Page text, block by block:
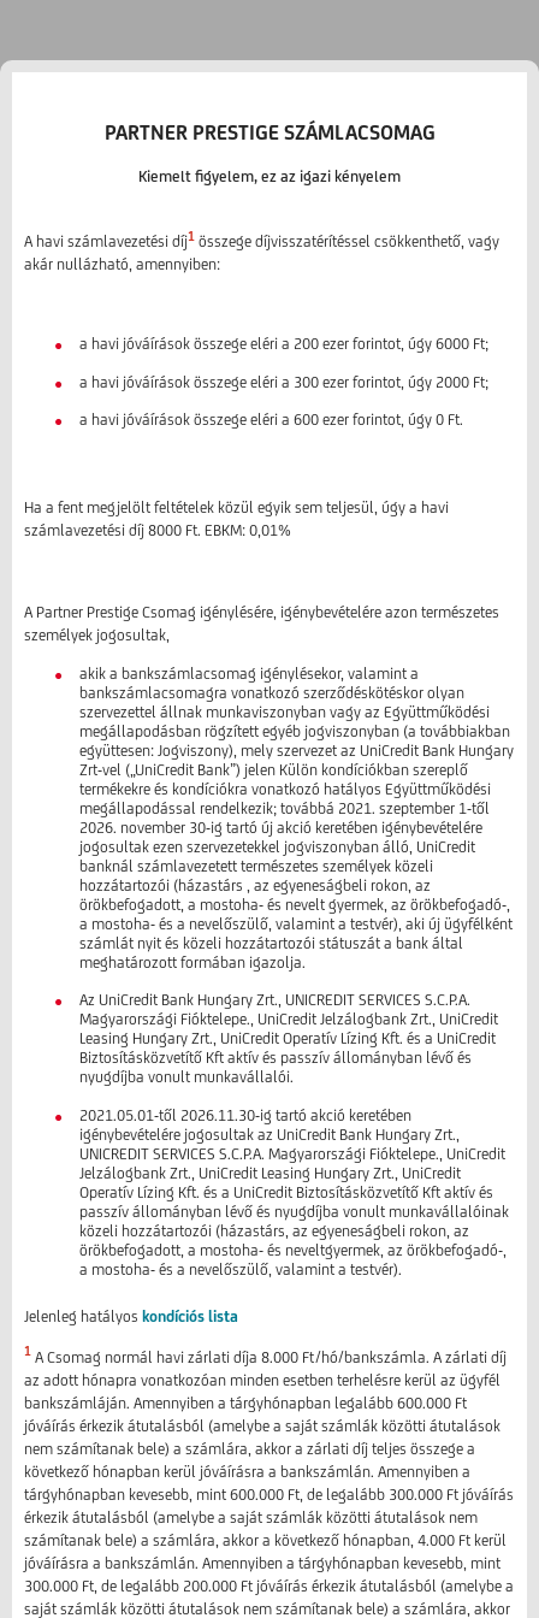
PARTNER PRESTIGE SZÁMLACSOMAG
Kiemelt figyelem, ez az igazi kényelem
A havi számlavezetési díj1 összege díjvisszatérítéssel csökkenthető, vagy
akár nullázható, amennyiben:
a havi jóváírások összege eléri a 200 ezer forintot, úgy 6000 Ft;
a havi jóváírások összege eléri a 300 ezer forintot, úgy 2000 Ft;
a havi jóváírások összege eléri a 600 ezer forintot, úgy 0 Ft.
Ha a fent megjelölt feltételek közül egyik sem teljesül, úgy a havi
számlavezetési díj 8000 Ft. EBKM: 0,01%
A Partner Prestige Csomag igénylésére, igénybevételére azon természetes
személyek jogosultak,
akik a bankszámlacsomag igénylésekor, valamint a
bankszámlacsomagra vonatkozó szerződéskötéskor olyan
szervezettel állnak munkaviszonyban vagy az Együttműködési
megállapodásban rögzített egyéb jogviszonyban (a továbbiakban
együttesen: Jogviszony), mely szervezet az UniCredit Bank Hungary
Zrt-vel („UniCredit Bank”) jelen Külön kondíciókban szereplő
termékekre és kondíciókra vonatkozó hatályos Együttműködési
megállapodással rendelkezik; továbbá 2021. szeptember 1-től
2026. november 30-ig tartó új akció keretében igénybevételére
jogosultak ezen szervezetekkel jogviszonyban álló, UniCredit
banknál számlavezetett természetes személyek közeli
hozzátartozói (házastárs , az egyeneságbeli rokon, az
örökbefogadott, a mostoha- és nevelt gyermek, az örökbefogadó-,
a mostoha- és a nevelőszülő, valamint a testvér), aki új ügyfélként
számlát nyit és közeli hozzátartozói státuszát a bank által
meghatározott formában igazolja.
Az UniCredit Bank Hungary Zrt., UNICREDIT SERVICES S.C.P.A.
Magyarországi Fióktelepe., UniCredit Jelzálogbank Zrt., UniCredit
Leasing Hungary Zrt., UniCredit Operatív Lízing Kft. és a UniCredit
Biztosításközvetítő Kft aktív és passzív állományban lévő és
nyugdíjba vonult munkavállalói.
2021.05.01-től 2026.11.30-ig tartó akció keretében
igénybevételére jogosultak az UniCredit Bank Hungary Zrt.,
UNICREDIT SERVICES S.C.P.A. Magyarországi Fióktelepe., UniCredit
Jelzálogbank Zrt., UniCredit Leasing Hungary Zrt., UniCredit
Operatív Lízing Kft. és a UniCredit Biztosításközvetítő Kft aktív és
passzív állományban lévő és nyugdíjba vonult munkavállalóinak
közeli hozzátartozói (házastárs, az egyeneságbeli rokon, az
örökbefogadott, a mostoha- és neveltgyermek, az örökbefogadó-,
a mostoha- és a nevelőszülő, valamint a testvér).
Jelenleg hatályos kondíciós lista
1 A Csomag normál havi zárlati díja 8.000 Ft/hó/bankszámla. A zárlati díj
az adott hónapra vonatkozóan minden esetben terhelésre kerül az ügyfél
bankszámláján. Amennyiben a tárgyhónapban legalább 600.000 Ft
jóváírás érkezik átutalásból (amelybe a saját számlák közötti átutalások
nem számítanak bele) a számlára, akkor a zárlati díj teljes összege a
következő hónapban kerül jóváírásra a bankszámlán. Amennyiben a
tárgyhónapban kevesebb, mint 600.000 Ft, de legalább 300.000 Ft jóváírás
érkezik átutalásból (amelybe a saját számlák közötti átutalások nem
számítanak bele) a számlára, akkor a következő hónapban, 4.000 Ft kerül
jóváírásra a bankszámlán. Amennyiben a tárgyhónapban kevesebb, mint
300.000 Ft, de legalább 200.000 Ft jóváírás érkezik átutalásból (amelybe a
saját számlák közötti átutalások nem számítanak bele) a számlára, akkor